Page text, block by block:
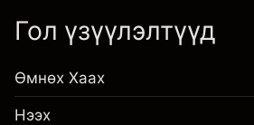
Хураамж ба
Гол үзүүлэлтүүд
Өмнөх Хаах
Нээх